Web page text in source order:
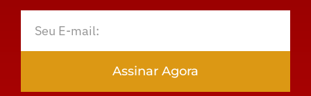
Assinar Agora